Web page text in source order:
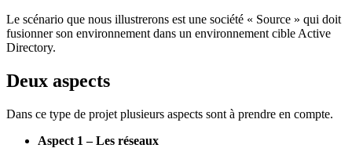
Le scénario que nous illustrerons est une société « Source » qui doit
fusionner son environnement dans un environnement cible Active
Directory.
Deux aspects
Dans ce type de projet plusieurs aspects sont à prendre en compte.
Aspect 1 – Les réseaux